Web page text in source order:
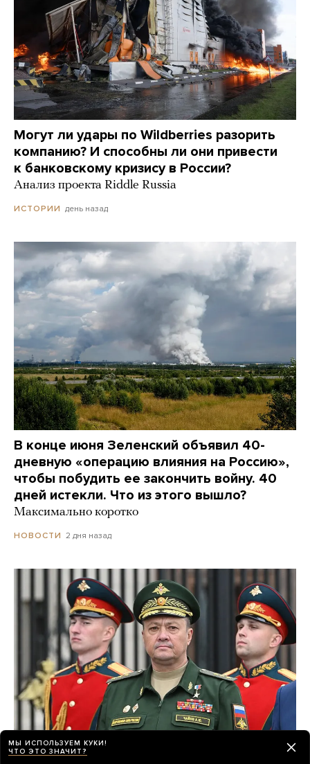
Могут ли удары по Wildberries разорить
компанию? И способны ли они привести
к банковскому кризису в России?
Анализ проекта Riddle Russia
ИСТОРИИ день назад
В конце июня Зеленский объявил 40-
дневную «операцию влияния на Россию»,
чтобы побудить ее закончить войну. 40
дней истекли. Что из этого вышло?
Максимально коротко
НОВОСТИ 2 дня назад
МЫ ИСПОЛЬЗУЕМ КУКИ!
ЧТО ЭТО ЗНАЧИТ?